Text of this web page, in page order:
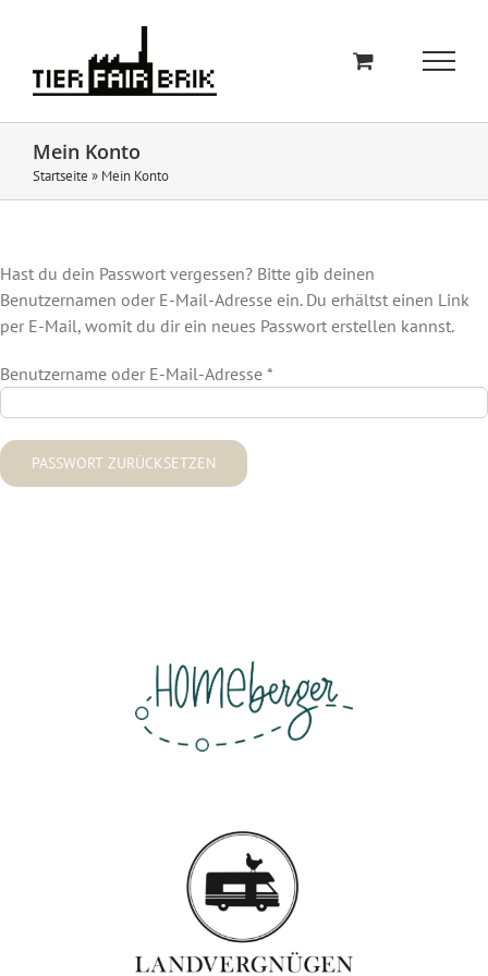
springen
Mein Konto
Startseite » Mein Konto
Hast du dein Passwort vergessen? Bitte gib deinen
Benutzernamen oder E-Mail-Adresse ein. Du erhältst einen Link
per E-Mail, womit du dir ein neues Passwort erstellen kannst.
Benutzername oder E-Mail-Adresse *
PASSWORT ZURÜCKSETZEN